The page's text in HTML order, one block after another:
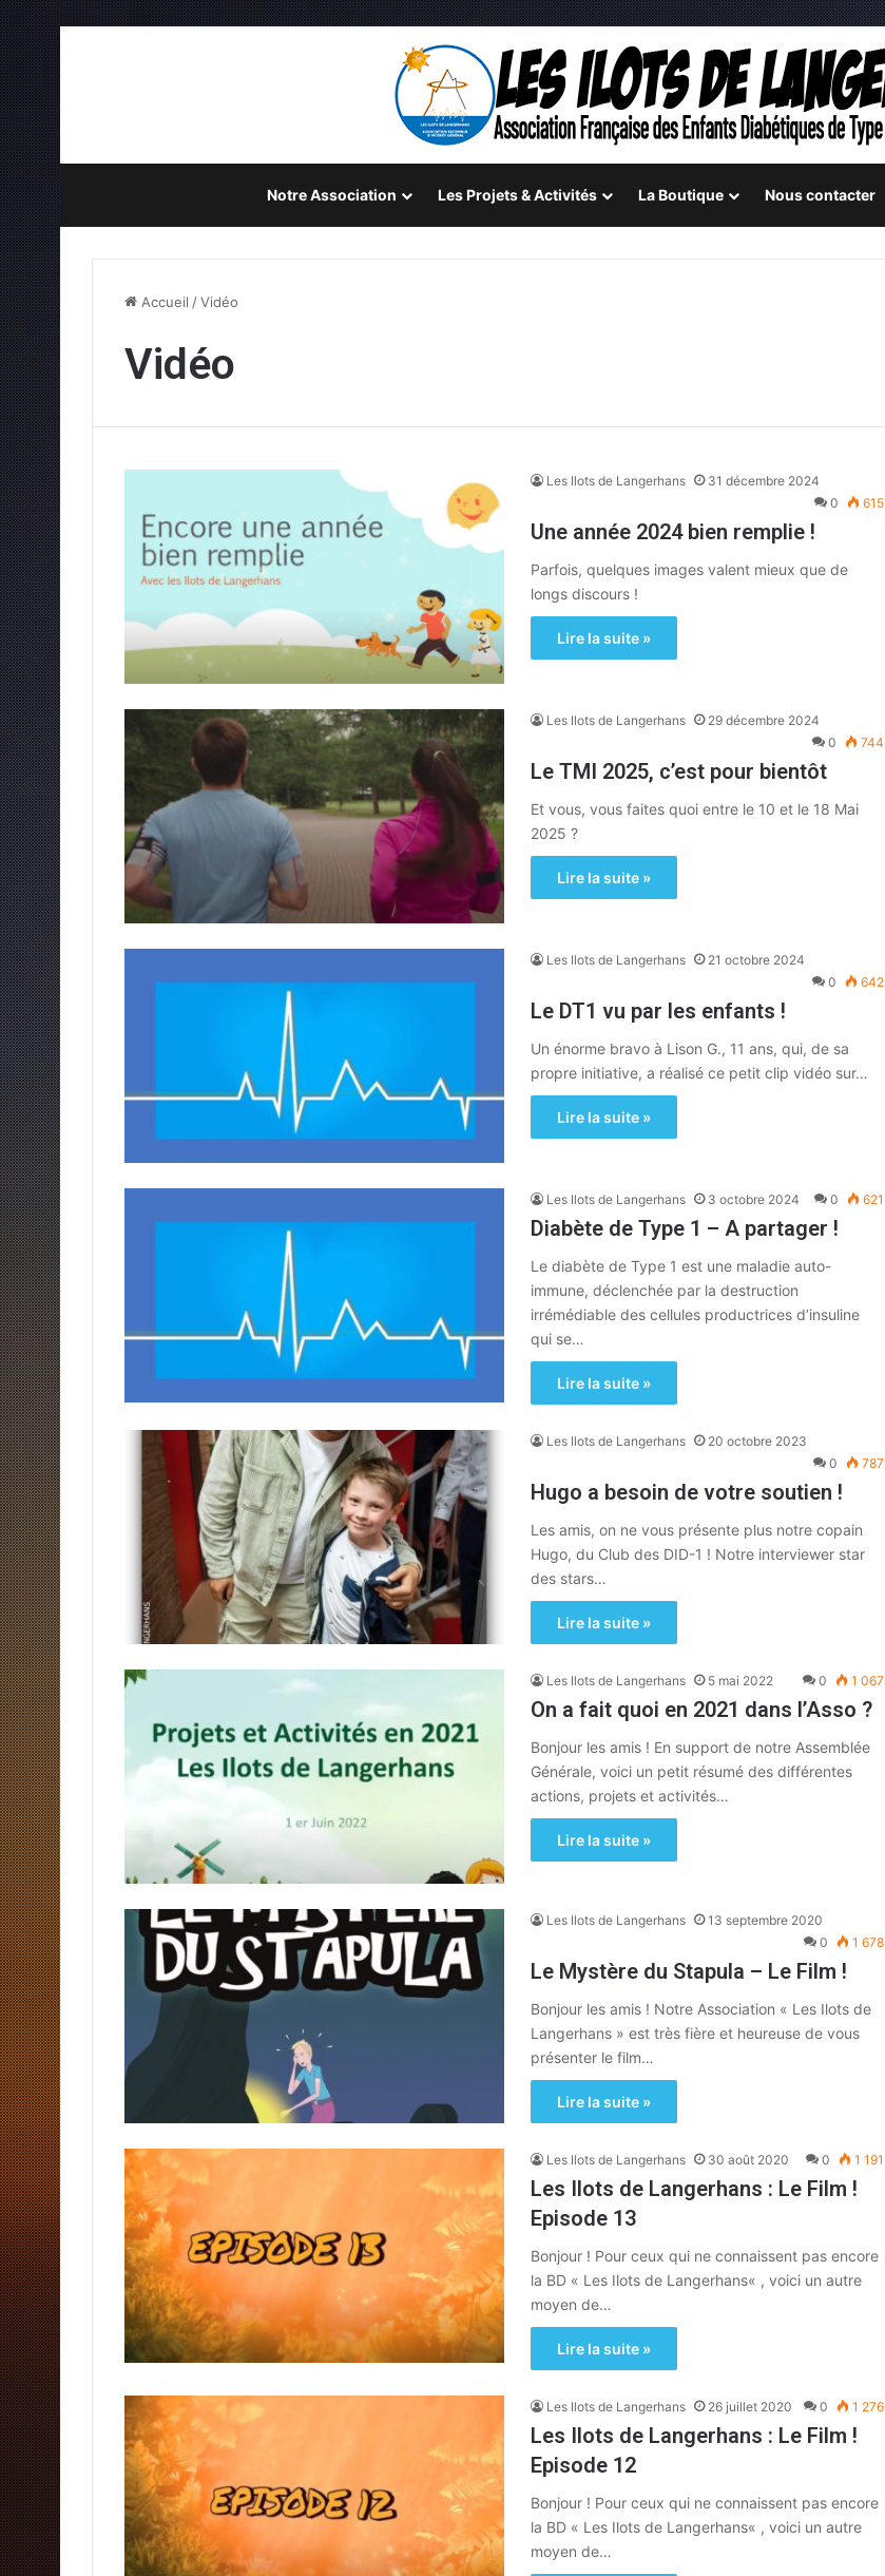
Notre Association Les Projets & Activités La Boutique Nous contacter
Accueil /Vidéo
Vidéo
Les Ilots de Langerhans
31 décembre 2024
0
615
Une année 2024 bien remplie !
Parfois, quelques images valent mieux que de
longs discours !
Lire la suite »
Les Ilots de Langerhans
29 décembre 2024
0
744
Le TMI 2025, c’est pour bientôt
Et vous, vous faites quoi entre le 10 et le 18 Mai
2025 ?
Lire la suite »
Les Ilots de Langerhans
21 octobre 2024
0
642
Le DT1 vu par les enfants !
Un énorme bravo à Lison G., 11 ans, qui, de sa
propre initiative, a réalisé ce petit clip vidéo sur…
Lire la suite »
Les Ilots de Langerhans 3 octobre 2024 0 621
Diabète de Type 1 – A partager !
Le diabète de Type 1 est une maladie auto-
immune, déclenchée par la destruction
irrémédiable des cellules productrices d’insuline
qui se…
Lire la suite »
Les Ilots de Langerhans
20 octobre 2023
0
787
Hugo a besoin de votre soutien !
Les amis, on ne vous présente plus notre copain
Hugo, du Club des DID-1 ! Notre interviewer star
des stars…
Lire la suite »
Les Ilots de Langerhans 5 mai 2022 0 1 067
On a fait quoi en 2021 dans l’Asso ?
Bonjour les amis ! En support de notre Assemblée
Générale, voici un petit résumé des différentes
actions, projets et activités…
Lire la suite »
Les Ilots de Langerhans
13 septembre 2020
0
1 678
Le Mystère du Stapula – Le Film !
Bonjour les amis ! Notre Association « Les Ilots de
Langerhans » est très fière et heureuse de vous
présenter le film…
Lire la suite »
Les Ilots de Langerhans 30 août 2020 0 1 191
Les Ilots de Langerhans : Le Film !
Episode 13
Bonjour ! Pour ceux qui ne connaissent pas encore
la BD « Les Ilots de Langerhans« , voici un autre
moyen de…
Lire la suite »
Les Ilots de Langerhans 26 juillet 2020 0 1 276
Les Ilots de Langerhans : Le Film !
Episode 12
Bonjour ! Pour ceux qui ne connaissent pas encore
la BD « Les Ilots de Langerhans« , voici un autre
moyen de…